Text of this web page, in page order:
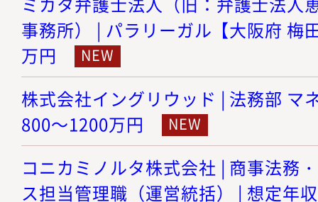
事務所） | パラリーガル【大阪府 梅
万円
株式会社イングリウッド | 法務部 マ
800～1200万円
コニカミノルタ株式会社 | 商事法務
ス担当管理職（運営統括） | 想定年